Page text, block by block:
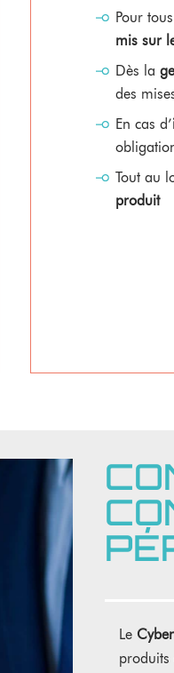
Pour
mis sur
Dès la
des
En cas d’
Tout au
produit
Le